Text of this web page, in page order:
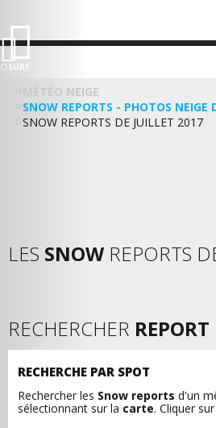
SURF
MÉTÉO NEIGE
SNOW REPORTS - PHOTOS NEIGE
SNOW REPORTS DE JUILLET 2017
LES SNOW REPORTS
RECHERCHER REPORT
RECHERCHE PAR SPOT
Rechercher les Snow reports d'un
sélectionnant sur la carte. Cliquer